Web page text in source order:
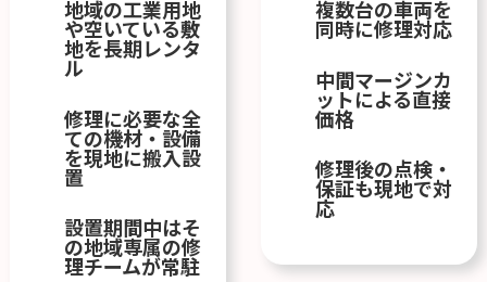
地域の工業用地
や空いている敷
地を長期レンタ
ル
修理に必要な全
ての機材・設備
を現地に搬入設
置
設置期間中はそ
の地域専属の修
理チームが常駐
複数台の車両を
同時に修理対応
中間マージンカ
ットによる直接
価格
修理後の点検・
保証も現地で対
応